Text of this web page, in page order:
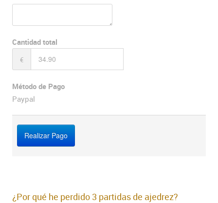
Cantidad total
€
Método de Pago
Paypal
¿Por qué he perdido 3 partidas de ajedrez?